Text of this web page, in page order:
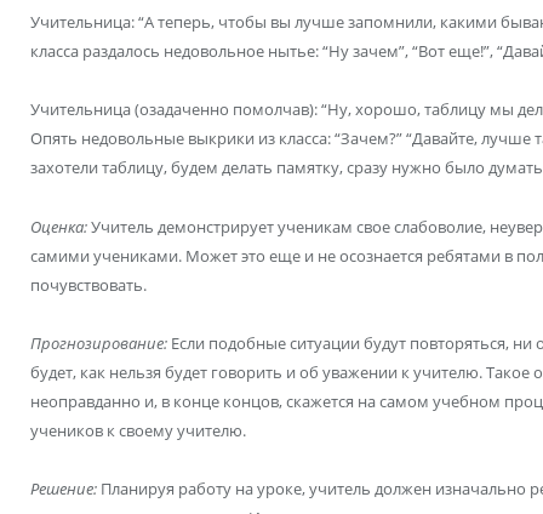
Учительница: “А теперь, чтобы вы лучше запомнили, какими
класса раздалось недовольное нытье: “Ну зачем”, “Вот еще!”,
Учительница (озадаченно помолчав): “Ну, хорошо, таблицу мы
Опять недовольные выкрики из класса: “Зачем?” “Давайте, лучше
захотели таблицу, будем делать памятку, сразу нужно было
Оценка:Учитель демонстрирует ученикам свое слабоволие,
самими учениками. Может это еще и не осознается ребятами в
почувствовать.
Прогнозирование: Если подобные ситуации будут повторяться,
будет, как нельзя будет говорить и об уважении к учителю.
неоправданно и, в конце концов, скажется на самом учебном
учеников к своему учителю.
Решение: Планируя работу на уроке, учитель должен изначально